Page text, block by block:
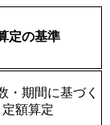
定の基準
・期間に基づく
定額算定